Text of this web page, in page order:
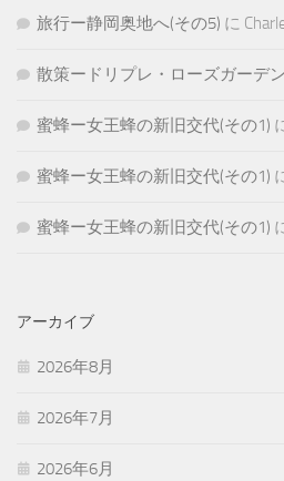
旅行ー静岡奥地へ(その5) に
散策ードリプレ・ローズガーデ
蜜蜂ー女王蜂の新旧交代(その1)
蜜蜂ー女王蜂の新旧交代(その1)
蜜蜂ー女王蜂の新旧交代(その1)
アーカイブ
2026年8月
2026年7月
2026年6月